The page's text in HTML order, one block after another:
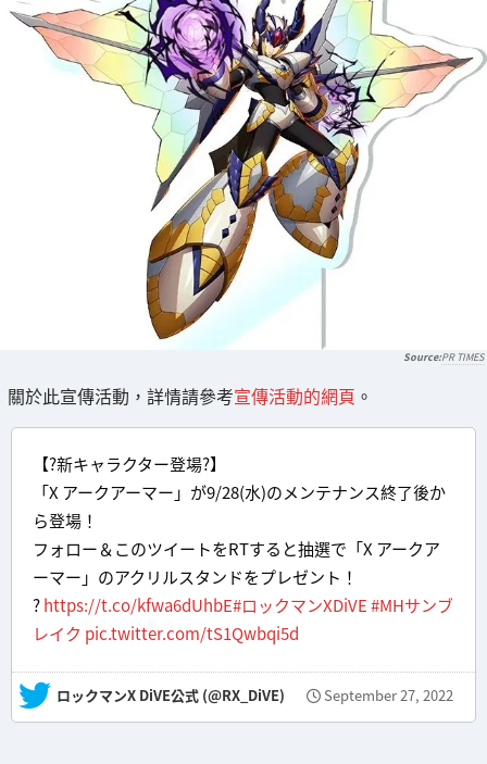
PR TIMES
關於此宣傳活動，詳情請參考宣傳活動的網頁 。
【?新キャラクター登場?】
「X アークアーマー」が9/28(水)のメンテナンス終了後か
ら登場！
フォロー＆このツイートをRTすると抽選で「X アークア
ーマー」のアクリルスタンドをプレゼント！
?https://t.co/kfwa6dUhbE#ロックマンXDiVE#MHサンブ
レイク pic.twitter.com/tS1Qwbqi5d
— ロックマンX DiVE公式 (@RX_DiVE) September 27, 2022